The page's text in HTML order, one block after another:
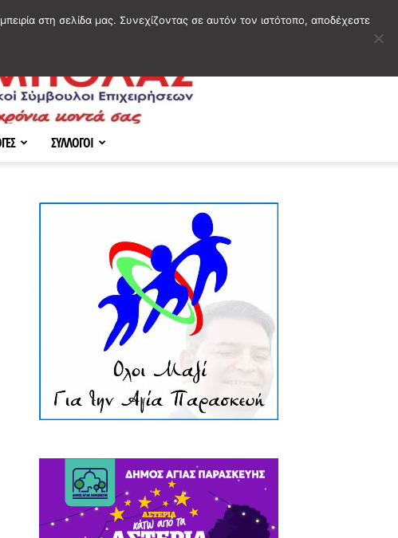
ΣΥΛΛΟΓΟΙ
στη σελίδα μας. Συνεχίζοντας σε αυτόν τον ιστότοπο, αποδέχεστε